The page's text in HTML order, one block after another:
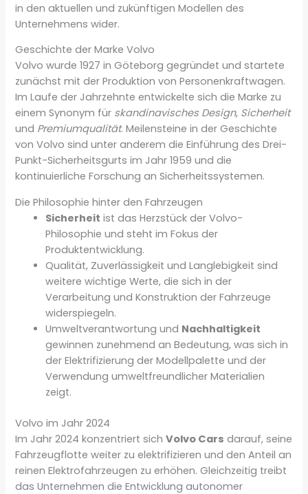
in den aktuellen und zukünftigen Modellen des
Unternehmens wider.
Geschichte der Marke Volvo
Volvo wurde 1927 in Göteborg gegründet und startete
zunächst mit der Produktion von Personenkraftwagen.
Im Laufe der Jahrzehnte entwickelte sich die Marke zu
einem Synonym für skandinavisches Design, Sicherheit
und Premiumqualität. Meilensteine in der Geschichte
von Volvo sind unter anderem die Einführung des Drei-
Punkt-Sicherheitsgurts im Jahr 1959 und die
kontinuierliche Forschung an Sicherheitssystemen.
Die Philosophie hinter den Fahrzeugen
Sicherheit ist das Herzstück der Volvo-
Philosophie und steht im Fokus der
Produktentwicklung.
Qualität, Zuverlässigkeit und Langlebigkeit sind
weitere wichtige Werte, die sich in der
Verarbeitung und Konstruktion der Fahrzeuge
widerspiegeln.
Umweltverantwortung und Nachhaltigkeit
gewinnen zunehmend an Bedeutung, was sich in
der Elektrifizierung der Modellpalette und der
Verwendung umweltfreundlicher Materialien
zeigt.
Volvo im Jahr 2024
Im Jahr 2024 konzentriert sichVolvo Cars darauf, seine
Fahrzeugflotte weiter zu elektrifizieren und den Anteil an
reinen Elektrofahrzeugen zu erhöhen. Gleichzeitig treibt
das Unternehmen die Entwicklung autonomer